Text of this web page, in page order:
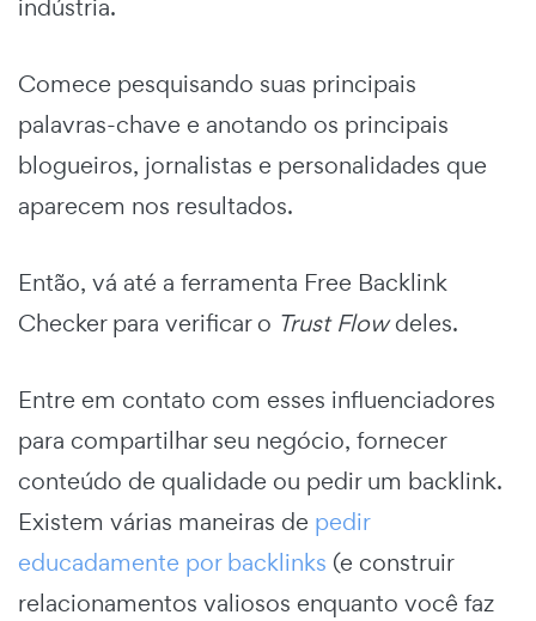
indústria.
Comece pesquisando suas principais
palavras-chave e anotando os principais
blogueiros, jornalistas e personalidades que
aparecem nos resultados.
Então, vá até a ferramenta Free Backlink
Checker para verificar o Trust Flowdeles.
Entre em contato com esses influenciadores
para compartilhar seu negócio, fornecer
conteúdo de qualidade ou pedir um backlink.
Existem várias maneiras de pedir
educadamente por backlinks (e construir
relacionamentos valiosos enquanto você faz